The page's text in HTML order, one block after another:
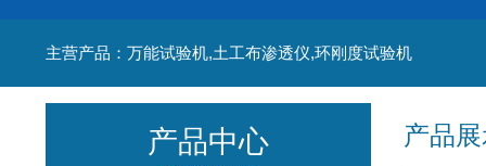
主营产品：万能试验机,土工布渗透仪,环刚度试验机
产品
产品中心